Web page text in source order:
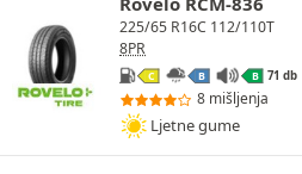
225/65 R16C 112/110T
8PR
C B B 71 db
8 mišljenja
Ljetne gume